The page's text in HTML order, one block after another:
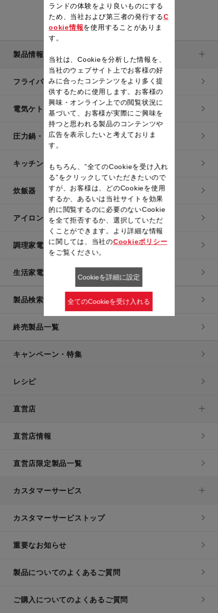
製品情報
フライパン・鍋
電気ケトル
圧力鍋・電気圧力鍋
キッチン用品
炊飯器
アイロン・衣類スチーマー
調理家電
生活家電
製品検索一覧
終売製品一覧
キャンペーン・特集
レシピ
直営店
直営店情報
直営店限定製品一覧
カスタマーサービス
カスタマーサービストップ
重要なお知らせ
製品についてのよくあるご質問
ご購入についてのよくあるご質問
ランドの体験をより良いものにする
ため、当社および第三者の発行するC
ookie情報を使用することがありま
す。
当社は、Cookieを分析した情報を、
当社のウェブサイト上でお客様の好
みに合ったコンテンツをより多く提
供するために使用します。お客様の
興味・オンライン上での閲覧状況に
基づいて、お客様が実際にご興味を
持つと思われる製品のコンテンツや
広告を表示したいと考えておりま
す。
もちろん、”全てのCookieを受け入れ
る”をクリックしていただきたいので
すが、お客様は、どのCookieを使用
するか、あるいは当社サイトを効果
的に閲覧するのに必要のないCookie
を全て拒否するか、選択していただ
くことができます。より詳細な情報
に関しては、当社のCookieポリシー
をご覧ください。
Cookieを詳細に設定
全てのCookieを受け入れる